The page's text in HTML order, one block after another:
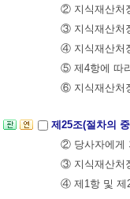
② 지식재산처
③ 지식재산처
④ 지식재산처
⑤ 제4항에 따
⑥ 지식재산처
제25조(절차의
② 당사자에게
③ 지식재산처
④ 제1항 및 제